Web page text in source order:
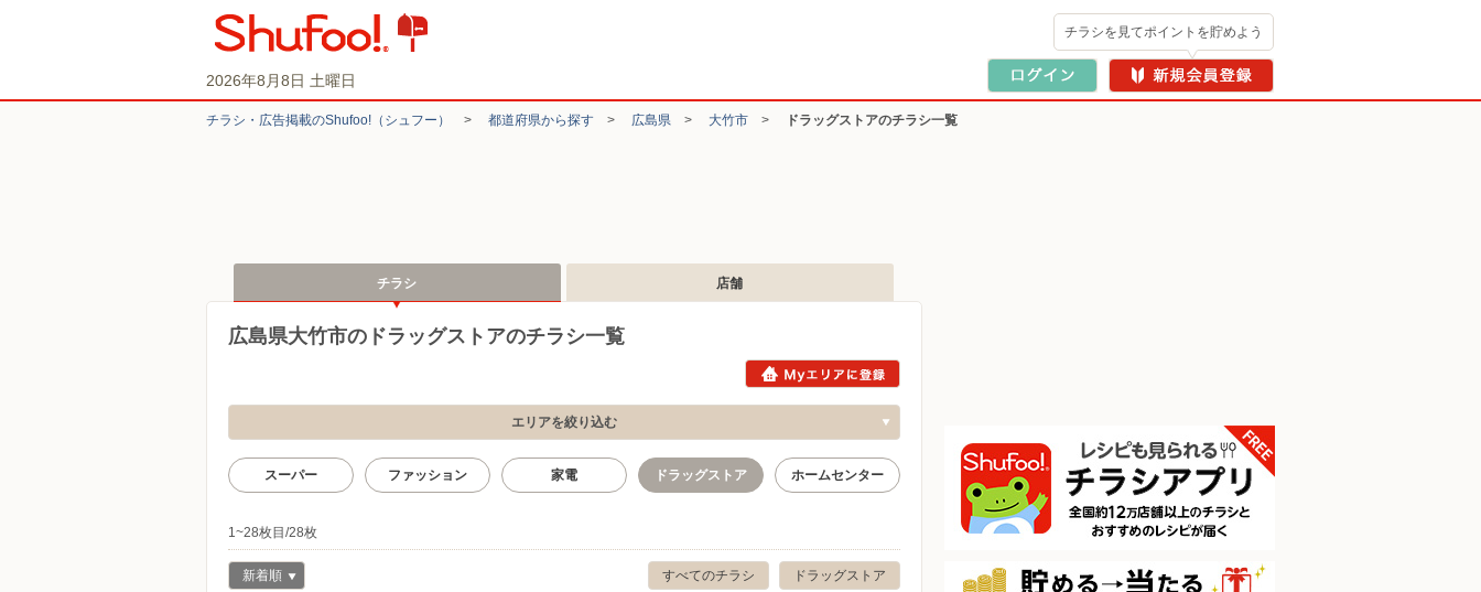
2026年8月8日 土曜日
チラシを見てポイントを貯めよう
チラシ・​広告掲載の​Shufoo!​（シュフー） > 都道府県から探す > 広島県 > 大竹市 > ドラッグストアのチラシ一覧
チラシ 店舗
広島県大竹市のドラッグストアのチラシ一覧
エリアを絞り込む
スーパー ファッション 家電 ドラッグストア ホームセンター
1~28枚目/28枚
ドラッグストア
すべてのチラシ
新着順